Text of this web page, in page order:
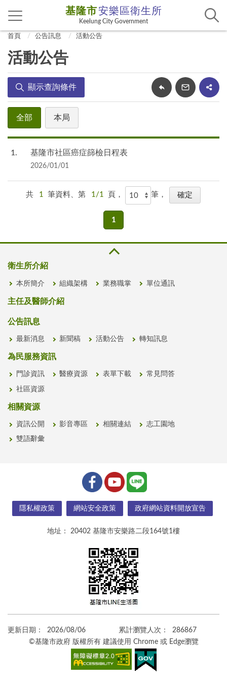
基隆市安樂區衛生所
Keelung City Government
首頁 公告訊息 活動公告
活動公告
顯示查詢條件
全部 本局
1 基隆市社區癌症篩檢日程表
2026/01/01
共 1 筆資料、第 1/1 頁， 筆，
1
衛生所介紹
本所簡介 組織架構 業務職掌 單位通訊
主任及醫師介紹
公告訊息
最新消息 新聞稿 活動公告 轉知訊息
為民服務資訊
門診資訊 醫療資源 表單下載 常見問答
社區資源
相關資源
資訊公開 影音專區 相關連結 志工園地
雙語辭彙
隱私權政策 網站安全政策 政府網站資料開放宣告
地址： 20402 基隆市安樂路二段164號1樓
更新日期： 2026/08/06 累計瀏覽人次：
286867
©基隆市政府 版權所有 建議使用 Chrome 或 Edge瀏覽